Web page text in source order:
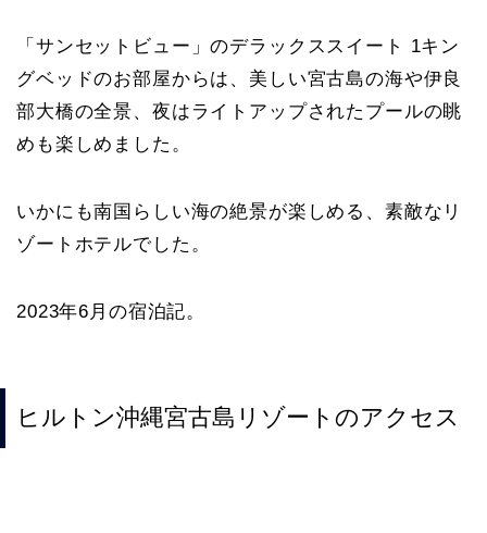
「サンセットビュー」のデラックススイート 1キン
グベッドのお部屋からは、美しい宮古島の海や伊良
部大橋の全景、夜はライトアップされたプールの眺
めも楽しめました。
いかにも南国らしい海の絶景が楽しめる、素敵なリ
ゾートホテルでした。
2023年6月の宿泊記。
ヒルトン沖縄宮古島リゾートのアクセス